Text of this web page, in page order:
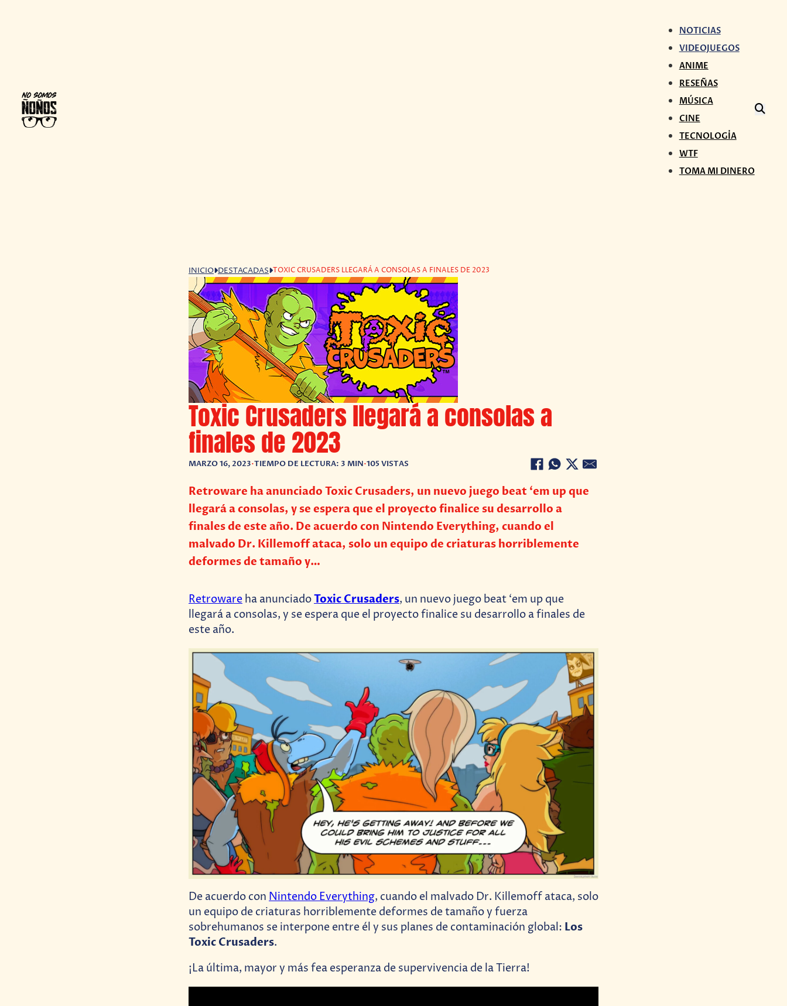
NOTICIAS
VIDEOJUEGOS
ANIME
RESEÑAS
MÚSICA
CINE
TECNOLOGÍA
WTF
TOMA MI DINERO
INICIO DESTACADAS TOXIC CRUSADERS LLEGARÁ A CONSOLAS A FINALES DE 2023
Toxic Crusaders llegará a consolas a
finales de 2023
MARZO 16, 2023•TIEMPO DE LECTURA: 3 MIN•105 VISTAS
Retroware ha anunciado Toxic Crusaders, un nuevo juego beat ‘em up que
llegará a consolas, y se espera que el proyecto finalice su desarrollo a
finales de este año. De acuerdo con Nintendo Everything, cuando el
malvado Dr. Killemoff ataca, solo un equipo de criaturas horriblemente
deformes de tamaño y…
Retroware ha anunciadoToxic Crusaders, un nuevo juego beat ‘em up que
llegará a consolas, y se espera que el proyecto finalice su desarrollo a finales de
este año.
De acuerdo con Nintendo Everything, cuando el malvado Dr. Killemoff ataca, solo
un equipo de criaturas horriblemente deformes de tamaño y fuerza
sobrehumanos se interpone entre él y sus planes de contaminación global: Los
Toxic Crusaders.
¡La última, mayor y más fea esperanza de supervivencia de la Tierra!